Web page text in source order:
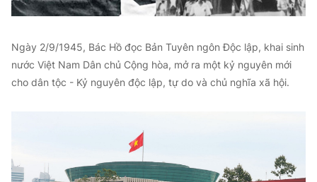
Ngày 2/9/1945, Bác Hồ đọc Bản Tuyên ngôn Độc lập, khai sinh
nước Việt Nam Dân chủ Cộng hòa, mở ra một kỷ nguyên mới
cho dân tộc - Kỷ nguyên độc lập, tự do và chủ nghĩa xã hội.